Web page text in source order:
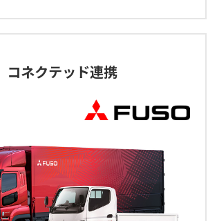
コネクテッド連携